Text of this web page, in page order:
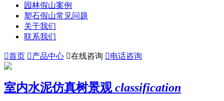
园林假山案例
塑石假山常见问题
关于我们
联系我们
首页 产品中心 在线咨询 电话咨询
室内水泥仿真树景观classification